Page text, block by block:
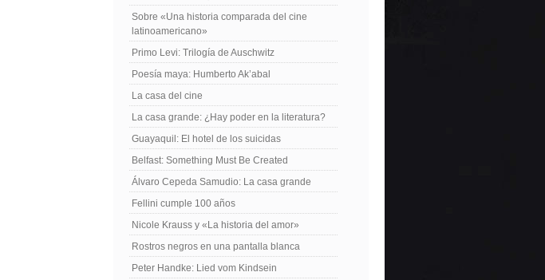
Sobre «Una historia comparada del cine
latinoamericano»
Primo Levi: Trilogía de Auschwitz
Poesía maya: Humberto Ak’abal
La casa del cine
La casa grande: ¿Hay poder en la literatura?
Guayaquil: El hotel de los suicidas
Belfast: Something Must Be Created
Álvaro Cepeda Samudio: La casa grande
Fellini cumple 100 años
Nicole Krauss y «La historia del amor»
Rostros negros en una pantalla blanca
Peter Handke: Lied vom Kindsein